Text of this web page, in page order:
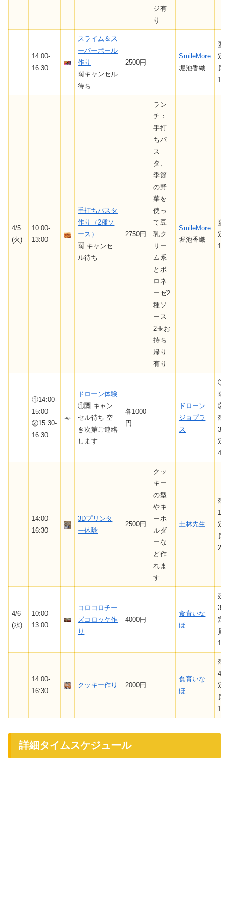
ジ有
り
14:00-
16:30
スライム＆ス
ーパーボール
作り
🈵キャンセル
待ち
2500円
SmileMore
堀池香織
🈵
定
員
12
4/5
(火)
10:00-
13:00
手打ちパスタ
作り（2種ソ
ース）
🈵 キャンセ
ル待ち
2750円
ラン
チ：
手打
ちパ
ス
タ、
季節
の野
菜を
使っ
て豆
乳ク
リー
ム系
とボ
ロネ
ーゼ2
種ソ
ース
2玉お
持ち
帰り
有り
SmileMore
堀池香織
🈵/
定
10
①14:00-
15:00
②15:30-
16:30
ドローン体験
①🈵 キャン
セル待ち 空
き次第ご連絡
します
各1000
円
ドローン
ジョプラ
ス
①
🈵
②
残
3/
定
4
14:00-
16:30
3Dプリンタ
ー体験
2500円
クッ
キー
の型
やキ
ーホ
ルダ
ーな
ど作
れま
す
土林先生
残
1/
定
員
2
4/6
(水)
10:00-
13:00
コロコロチー
ズコロッケ作
り
4000円
食育いな
ほ
残
3/
定
員
10
14:00-
16:30
クッキー作り 2000円
食育いな
ほ
残
4/
定
員
10
詳細タイムスケジュール